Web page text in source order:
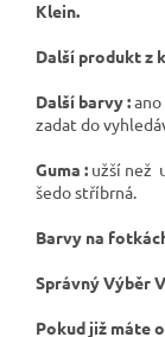
Klein.
Další produkt z
Další barvy :
zadat do
Guma : užší než
šedo stříbrná.
Barvy na
Správný Výběr
Pokud již máte